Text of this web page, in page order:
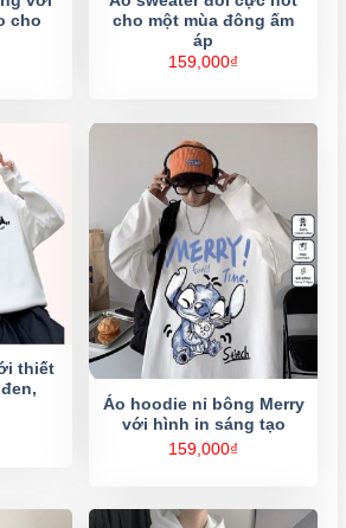
cho
cho một mùa đông ấm
áp
159,000₫
thiết
Áo hoodie nỉ bông Merry
với hình in sáng tạo
159,000₫